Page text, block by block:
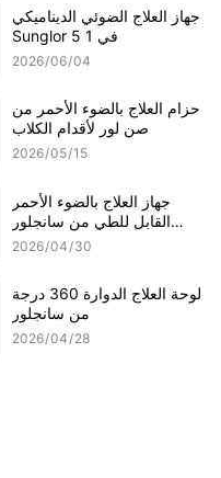
جهاز العلاج الضوئي الديناميكي
Sunglor 5 في 1
2026 06 04
حزام العلاج بالضوء الأحمر من
صن لور لأقدام الكلاب
2026 05 15
جهاز العلاج بالضوء الأحمر
القابل للطي من سانجلور
للكلاب
2026 04 30
لوحة العلاج الدوارة 360 درجة
من سانجلور
2026 04 28